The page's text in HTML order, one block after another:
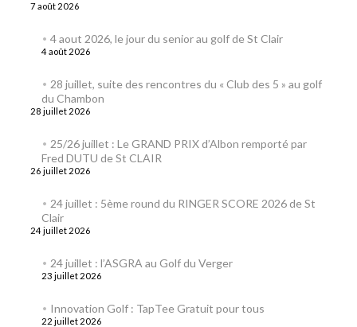
7 août 2026
4 aout 2026, le jour du senior au golf de St Clair
4 août 2026
28 juillet, suite des rencontres du « Club des 5 » au golf
du Chambon
28 juillet 2026
25/26 juillet : Le GRAND PRIX d’Albon remporté par
Fred DUTU de St CLAIR
26 juillet 2026
24 juillet : 5ème round du RINGER SCORE 2026 de St
Clair
24 juillet 2026
24 juillet : l’ASGRA au Golf du Verger
23 juillet 2026
Innovation Golf : TapTee Gratuit pour tous
22 juillet 2026